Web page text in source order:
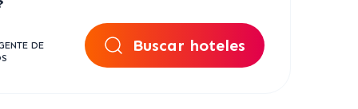
DE
Buscar hoteles